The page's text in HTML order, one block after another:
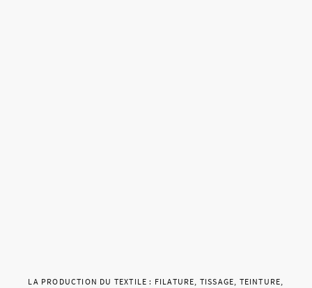
LA PRODUCTION DU TEXTILE : FILATURE, TISSAGE, TEINTURE,